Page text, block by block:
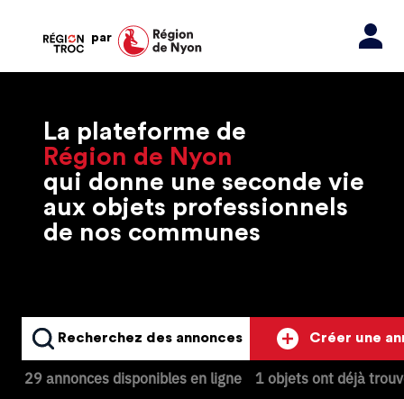
par
La plateforme de
Région de Nyon
qui donne une seconde vie
aux objets professionnels
de nos communes
Recherchez des annonces
29 annonces disponibles en ligne
Créer une
1 objets ont déjà